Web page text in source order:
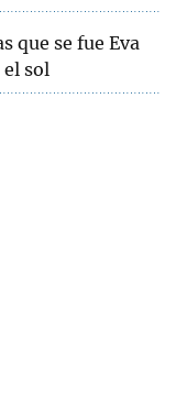
que se fue Eva
sol